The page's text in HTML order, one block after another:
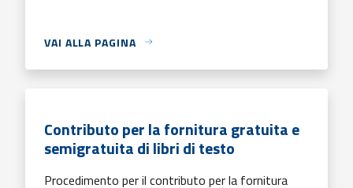
VAI ALLA PAGINA
Contributo per la fornitura gratuita e
semigratuita di libri di testo
Procedimento per il contributo per la fornitura